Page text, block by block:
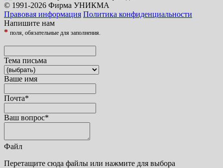
© 1991-2026 Фирма УНИКМА
Правовая информация Политика конфиденциальности
Напишите нам
* поля, обязательные для заполнения.
Тема письма
Ваше имя
Почта*
Ваш вопрос*
Файл
Перетащите сюда файлы или нажмите для выбора